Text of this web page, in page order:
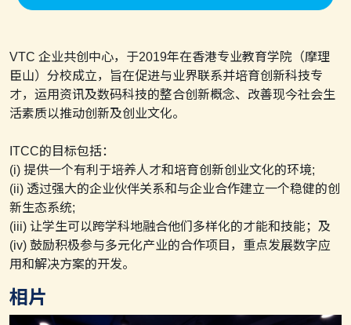
VTC 企业共创中心，于2019年在香港专业教育学院（摩理
臣山）分校成立，旨在促进与业界联系并培育创新科技专
才，运用资讯及数码科技的整合创新概念、改善现今社会生
活素质以推动创新及创业文化。
ITCC的目标包括：
(i) 提供一个有利于培养人才和培育创新创业文化的环境;
(ii) 透过强大的企业伙伴关系和与企业合作建立一个稳健的创
新生态系统;
(iii) 让学生可以跨学科地融合他们多样化的才能和技能；及
(iv) 鼓励积极参与多元化产业的合作项目，重点发展数字应
用和解决方案的开发。
相片